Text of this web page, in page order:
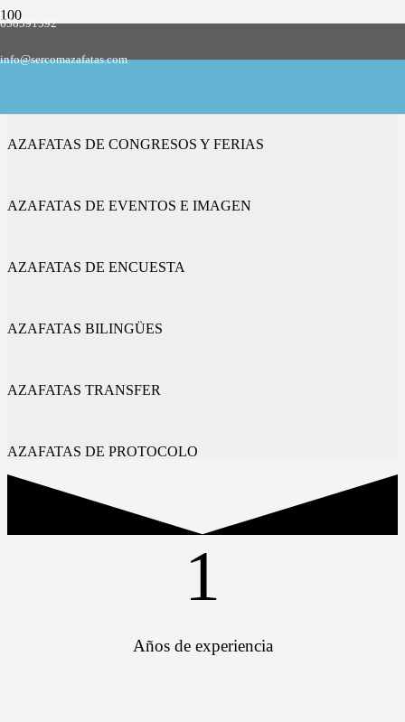
658591592
info@sercomazafatas.com
AZAFATAS DE CONGRESOS Y FERIAS
AZAFATAS DE EVENTOS E IMAGEN
AZAFATAS DE ENCUESTA
AZAFATAS BILINGÜES
AZAFATAS TRANSFER
AZAFATAS DE PROTOCOLO
1
Años de experiencia